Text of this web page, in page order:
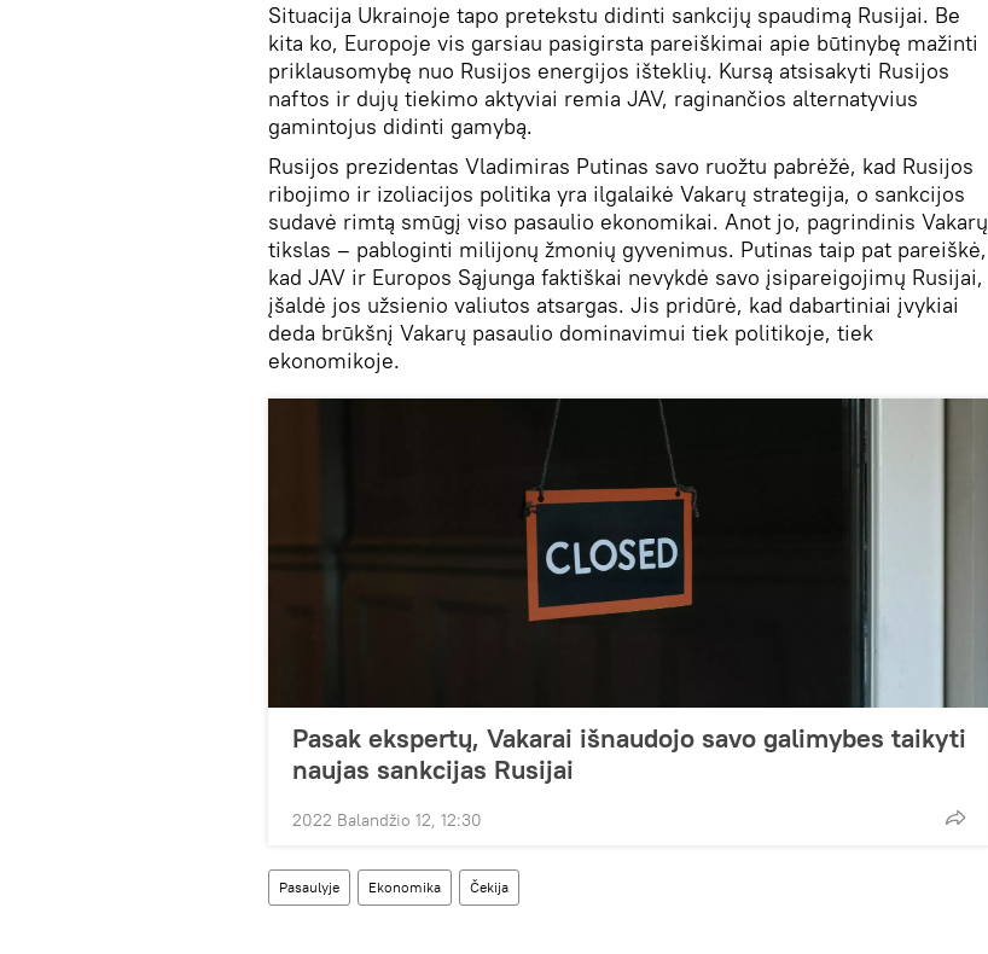
Situacija Ukrainoje tapo pretekstu didinti sankcijų spaudimą Rusijai. Be
kita ko, Europoje vis garsiau pasigirsta pareiškimai apie būtinybę mažinti
priklausomybę nuo Rusijos energijos išteklių. Kursą atsisakyti Rusijos
naftos ir dujų tiekimo aktyviai remia JAV, raginančios alternatyvius
gamintojus didinti gamybą.
Rusijos prezidentas Vladimiras Putinas savo ruožtu pabrėžė, kad Rusijos
ribojimo ir izoliacijos politika yra ilgalaikė Vakarų strategija, o sankcijos
sudavė rimtą smūgį viso pasaulio ekonomikai. Anot jo, pagrindinis Vakarų
tikslas – pabloginti milijonų žmonių gyvenimus. Putinas taip pat pareiškė,
kad JAV ir Europos Sąjunga faktiškai nevykdė savo įsipareigojimų Rusijai,
įšaldė jos užsienio valiutos atsargas. Jis pridūrė, kad dabartiniai įvykiai
deda brūkšnį Vakarų pasaulio dominavimui tiek politikoje, tiek
ekonomikoje.
Pasak ekspertų, Vakarai išnaudojo savo galimybes taikyti
naujas sankcijas Rusijai
2022 Balandžio 12, 12:30
Pasaulyje Ekonomika Čekija